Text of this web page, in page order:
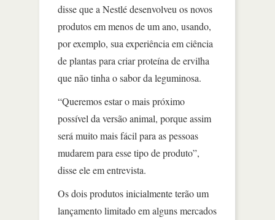
disse que a Nestlé desenvolveu os novos
produtos em menos de um ano, usando,
por exemplo, sua experiência em ciência
de plantas para criar proteína de ervilha
que não tinha o sabor da leguminosa.
“Queremos estar o mais próximo
possível da versão animal, porque assim
será muito mais fácil para as pessoas
mudarem para esse tipo de produto”,
disse ele em entrevista.
Os dois produtos inicialmente terão um
lançamento limitado em alguns mercados